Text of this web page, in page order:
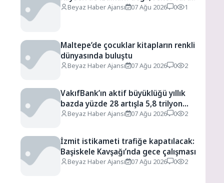
Beyaz Haber Ajansı 07 Ağu 2026 0 1
Maltepe’de çocuklar kitapların renkli
dünyasında buluştu
Beyaz Haber Ajansı 07 Ağu 2026 0 2
VakıfBank’ın aktif büyüklüğü yıllık
bazda yüzde 28 artışla 5,8 trilyon
TL’yi aştı
Beyaz Haber Ajansı 07 Ağu 2026 0 2
İzmit istikameti trafiğe kapatılacak:
Başiskele Kavşağı’nda gece çalışması
Beyaz Haber Ajansı 07 Ağu 2026 0 2